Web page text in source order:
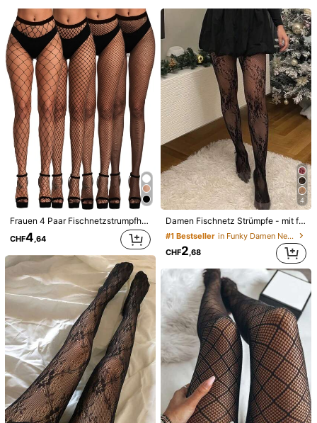
1/6
CHF2,88
2 Stück Große Größen Schwarze Fischnetz Strumpf
hosen, Hochdehnbare Ausgeschnittene Leggin
gs, Vielseitig Einsetzbare Gothic Mode für alle J
ahreszeiten
4,18
(16)
Größe
Einheitsgröße L-XXL
Frauen 4 Paar Fischnetzstrumpfhose mit für Täglich
CHF4,64
4
Damen Fischnetz Strümpfe - mit floraler Spitze, sexy französischer Stil, perfekt für Dates, Layering und romantische Geschenke
#1 Bestseller
in Funky Damen Netzstrumpfhose
CHF2,68